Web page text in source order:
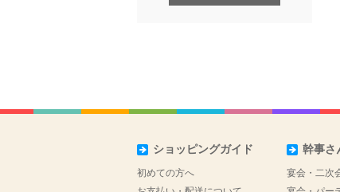
ショッピングガイド
初めての方へ
幹事さ
宴会・二次